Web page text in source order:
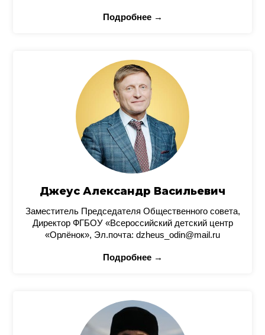
Подробнее →
Джеус Александр Васильевич
Заместитель Председателя Общественного совета,
Директор ФГБОУ «Всероссийский детский центр
«Орлёнок», Эл.почта: dzheus_odin@mail.ru
Подробнее →